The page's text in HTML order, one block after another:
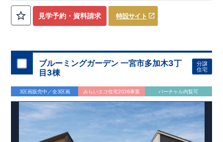
下旬完成予定
来場予約：Web： TEL:0564-57-0257
物件のおすすめポイント
洗濯物を外に干せない日も安心の【ガス乾燥機乾太くん】を設
置しております。
可動棚 】と【 室内物干付き
】で便利なゆとりある洗面所
雨の日でも安心できる【
ンナ ーバルコ ニ
たっぷり収納の【
ロー
】を設置
クローゼット
】付きなので服などの収納ができ、お部
見学予約・資料請求 特設サイト
ブルーミングガーデン 一宮市多加木3丁
目3棟
分譲
住宅
3区画販売中／全3区画 みらいエコ住宅2026事業 バーチャル内覧可